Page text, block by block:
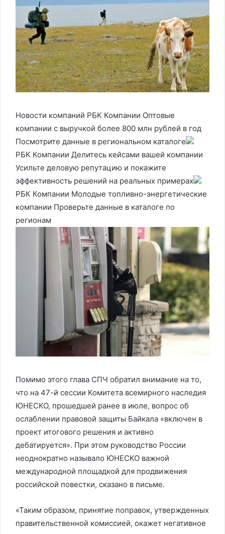
Новости компаний РБК Компании Оптовые
компании с выручкой более 800 млн рублей в год
Посмотрите данные в региональном каталоге
РБК Компании Делитесь кейсами вашей компании
Усильте деловую репутацию и покажите
эффективность решений на реальных примерах
РБК Компании Молодые топливно-энергетические
компании Проверьте данные в каталоге по
регионам
Помимо этого глава СПЧ обратил внимание на то,
что на 47-й сессии Комитета всемирного наследия
ЮНЕСКО, прошедшей ранее в июле, вопрос об
ослаблении правовой защиты Байкала «включен в
проект итогового решения и активно
дебатируется». При этом руководство России
неоднократно называло ЮНЕСКО важной
международной площадкой для продвижения
российской повестки, сказано в письме.
«Таким образом, принятие поправок, утвержденных
правительственной комиссией, окажет негативное